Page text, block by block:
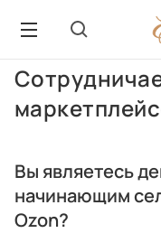
Вы являетесь
начинающим
Ozon?